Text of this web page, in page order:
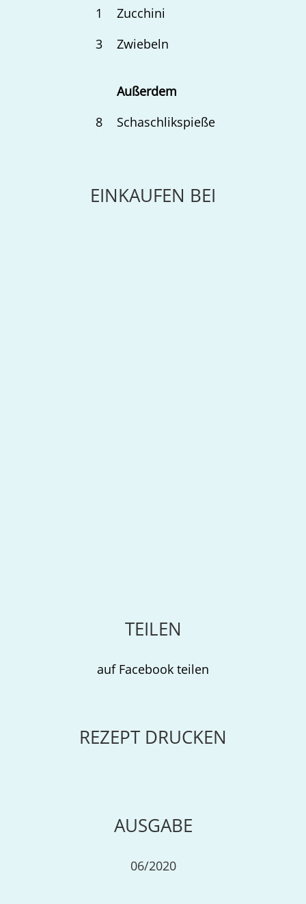
1
Zucchini
3
Zwiebeln
Außerdem
8
Schaschlikspieße
EINKAUFEN BEI
TEILEN
auf Facebook teilen
REZEPT DRUCKEN
AUSGABE
06/2020